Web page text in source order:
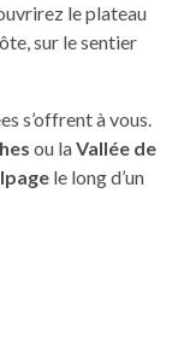
le plateau
sur le sentier
s’offrent à vous.
ou laVallée de
le long d’un